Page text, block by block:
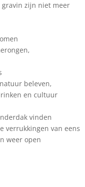
gravin zijn niet meer
beleven,
en cultuur
vinden
verrukkingen van eens
weer open